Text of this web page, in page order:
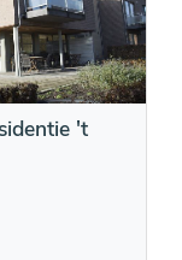
't